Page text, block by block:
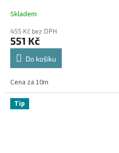
Skladem
455 Kč bez DPH
551 Kč
Do košíku
Cena za 10m
Tip